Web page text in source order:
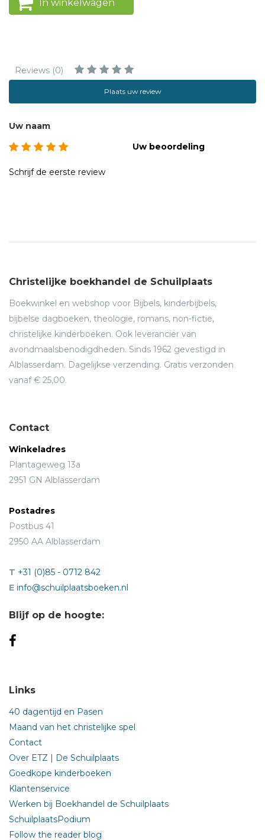
In winkelwagen
Reviews (0)
Plaats uw review
Uw naam
Uw beoordeling
Schrijf de eerste review
Christelijke boekhandel de Schuilplaats
Boekwinkel en webshop voor Bijbels, kinderbijbels,
bijbelse dagboeken, theologie, romans, non-fictie,
christelijke kinderboeken. Ook leverancier van
avondmaalsbenodigdheden. Sinds 1962 gevestigd in
Alblasserdam. Dagelijkse verzending. Gratis verzonden
vanaf € 25,00.
Contact
Winkeladres
Plantageweg 13a
2951 GN Alblasserdam
Postadres
Postbus 41
2950 AA Alblasserdam
T +31 (0)85 - 0712 842
E info@schuilplaatsboeken.nl
Blijf op de hoogte:
Links
40 dagentijd en Pasen
Maand van het christelijke spel
Contact
Over ETZ | De Schuilplaats
Goedkope kinderboeken
Klantenservice
Werken bij Boekhandel de Schuilplaats
SchuilplaatsPodium
Follow the reader blog